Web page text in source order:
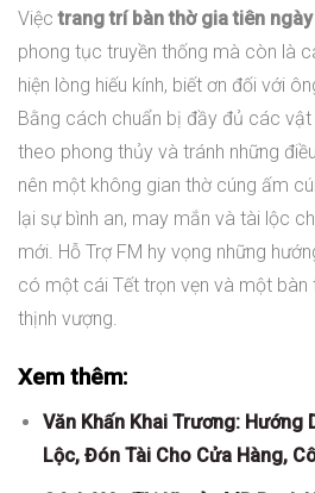
Việctrang trí bàn thờ gia tiên
phong tục truyền thống mà còn là
hiện lòng hiếu kính, biết ơn đối với
Bằng cách chuẩn bị đầy đủ các
theo phong thủy và tránh những
nên một không gian thờ cúng ấm
lại sự bình an, may mắn và tài lộc
mới. Hỗ Trợ FM hy vọng những
có một cái Tết trọn vẹn và một bàn
thịnh vượng.
Xem thêm:
Văn Khấn Khai Trương: Hướng
Lộc, Đón Tài Cho Cửa Hàng,